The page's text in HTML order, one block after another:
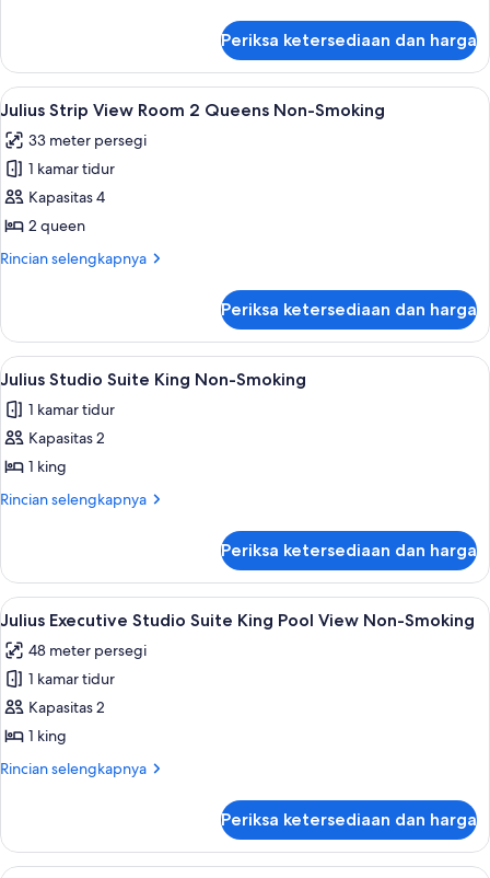
Non-
Smoking
Julius
Strip
View
King
Non-
Smoking
Periksa ketersediaan dan harga
Lihat
semua
foto
untuk
Julius
Strip
View
Queens
Non-
Smoking
Bantalan ekstra lembut, brankas,
4
Julius Strip View Room 2 Queens Non-Smoking
33 meter persegi
1 kamar tidur
Kapasitas 4
2 queen
Rincian selengkapnya
Rincian
Julius
Strip
View
2
Queens
Smoking
Periksa ketersediaan dan harga
Lihat
semua
foto
untuk
Julius
Studio
Non-
Smoking
Julius Studio Suite King Non-
5
Julius Studio Suite King Non-Smoking
1 kamar tidur
Kapasitas 2
1 king
Rincian selengkapnya
Rincian
Julius
Studio
Suite
Non-
Smoking
Periksa ketersediaan dan harga
Lihat
semua
foto
untuk
Julius
Executive
Studio
Pool
View
Julius Executive Studio Suite King
4
Julius Executive Studio Suite King Pool View Non-Smoking
48 meter persegi
1 kamar tidur
Kapasitas 2
1 king
Rincian selengkapnya
Rincian
Julius
Executive
Periksa ketersediaan dan harga
Julius Executive Studio Suite King